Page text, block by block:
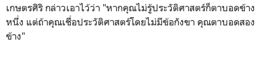
เกษตรศิริ กล่าวเอาไว้ว่า "หากคุณไม่รู้ประวัติศาสตร์ก็ตาบอดข้าง
หนึ่ง แต่ถ้าคุณเชื่อประวัติศาสตร์โดยไม่มีข้อกังขา คุณตาบอดสอง
ข้าง"